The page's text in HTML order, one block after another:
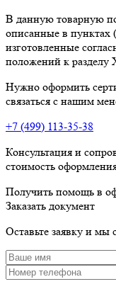
В данную товарную
описанные в
изготовленные
положений к разделу
Нужно оформить
связаться с нашим
+7 (499) 113-35-38
Консультация и
стоимость
Получить помощь в
Заказать документ
Оставьте заявку и